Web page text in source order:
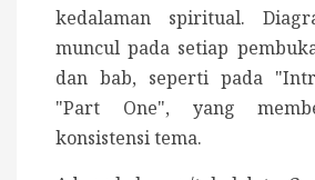
kedalaman spiritual.
muncul pada setiap
dan bab, seperti pada
"Part One", yang
konsistensi tema.